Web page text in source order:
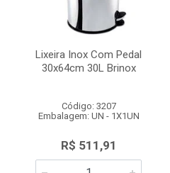
Lixeira Inox Com Pedal
30x64cm 30L Brinox
Código: 3207
Embalagem: UN - 1X1UN
R$ 511,91